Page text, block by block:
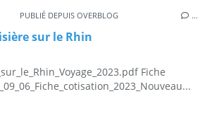
PUBLIÉ DEPUIS OVERBLOG …
sur le Rhin
Fiche